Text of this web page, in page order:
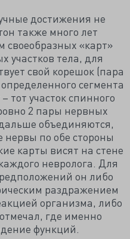
достижения не
также много лет
своеобразных «карт»
участков тела, для
свой корешок (пара
сегмента
тот участок спинного
2 пары нервных
объединяются,
нервы по обе стороны
карты висят на стене
невролога. Для
он либо
раздражением
организма, либо
где именно
функций.